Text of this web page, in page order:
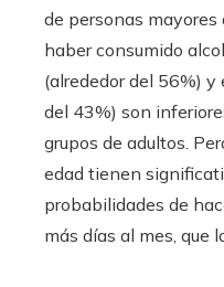
de personas mayores
haber consumido
(alrededor del 56%) y
del 43%) son
grupos de adultos.
edad tienen
probabilidades de
más días al mes, que